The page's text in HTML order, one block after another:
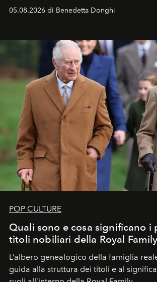
05.08.2026 di Benedetta Donghi
POP CULTURE
Quali sono e cosa significano i
titoli nobiliari della Royal Family
L’albero genealogico della famiglia
guida alla struttura dei titoli e al